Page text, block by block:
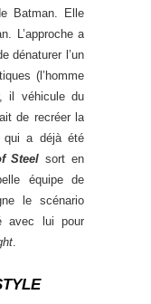
Batman. Elle
L’approche a
dénaturer l’un
(l’homme
il véhicule du
de recréer la
qui a déjà été
Steel sort en
équipe de
le scénario
avec lui pour